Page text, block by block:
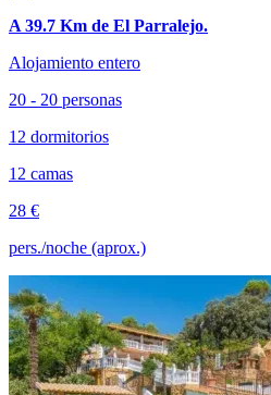
A 39.7 Km de El Parralejo.
Alojamiento entero
20 - 20 personas
12 dormitorios
12 camas
28 €
pers./noche (aprox.)